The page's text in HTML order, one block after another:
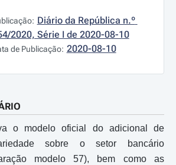
Diário da República n.º
2020, Série I de 2020-08-10
de Publicação: 2020-08-10
o modelo oficial do adicional de
sobre o setor bancário
modelo 57), bem como as